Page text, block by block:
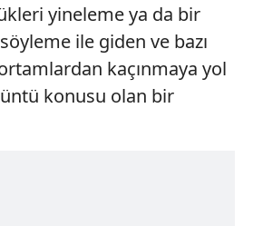
yineleme ya da bir
ile giden ve bazı
kaçınmaya yol
konusu olan bir